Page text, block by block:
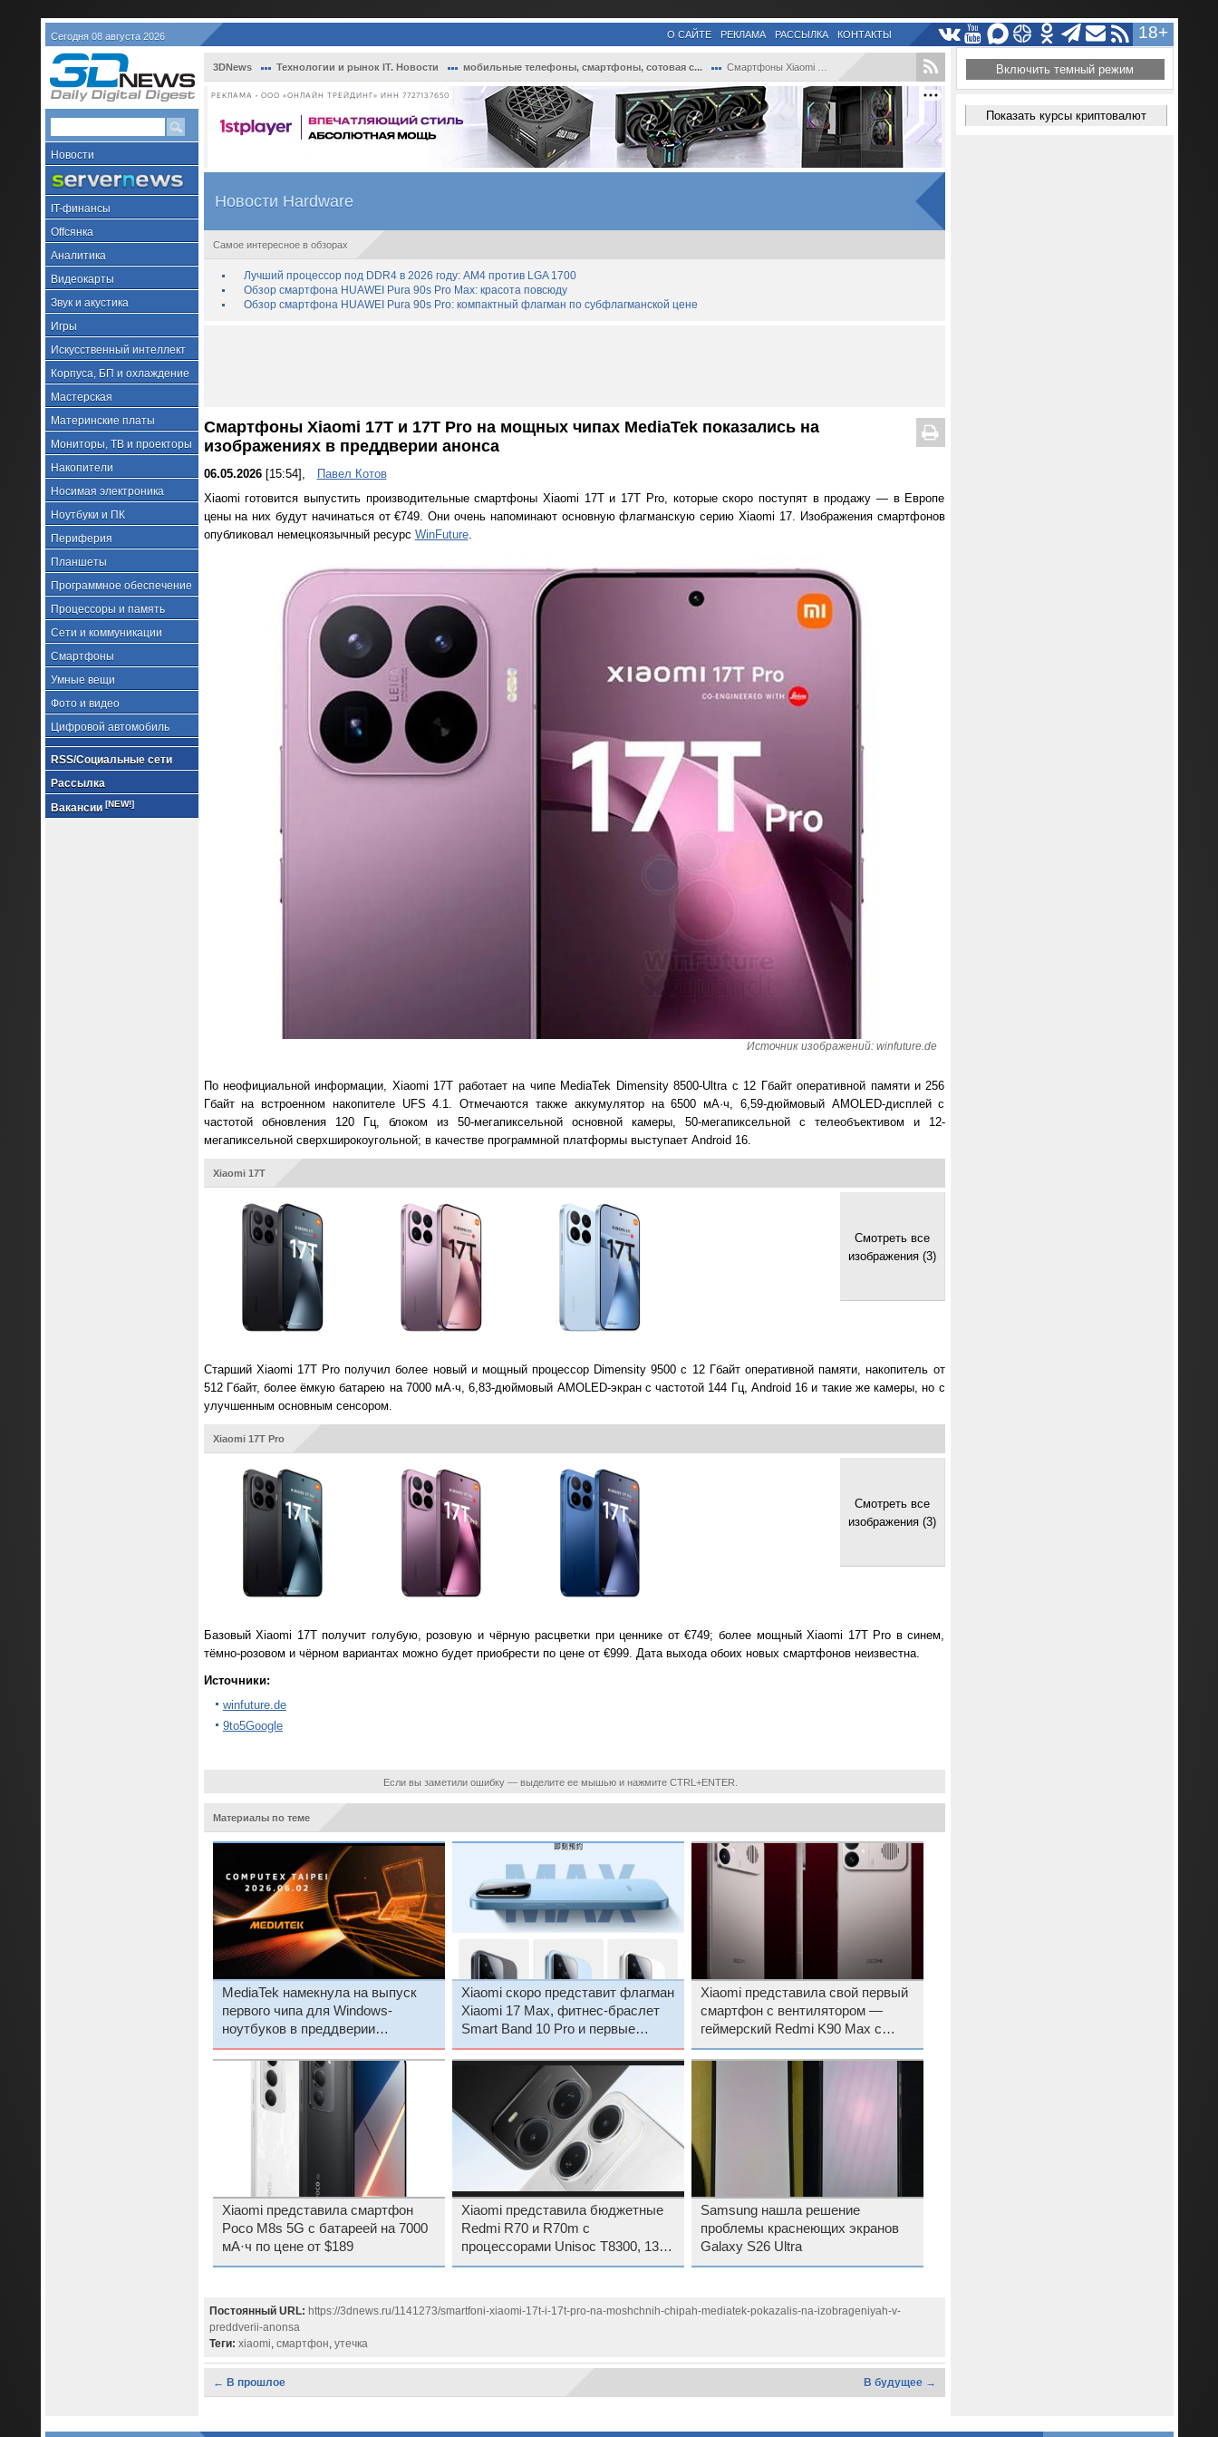
Сегодня 08 августа 2026 18+
О САЙТЕ РЕКЛАМА РАССЫЛКА КОНТАКТЫ
Новости
IT-финансы
Offсянка
Аналитика
Видеокарты
Звук и акустика
Игры
Искусственный интеллект
Корпуса, БП и охлаждение
Мастерская
Материнские платы
Мониторы, ТВ и проекторы
Накопители
Носимая электроника
Ноутбуки и ПК
Периферия
Планшеты
Программное обеспечение
Процессоры и память
Сети и коммуникации
Смартфоны
Умные вещи
Фото и видео
Цифровой автомобиль
RSS/Социальные сети
Рассылка
Вакансии [NEW!]
3DNews Технологии и рынок IT. Новости мобильные телефоны, смартфоны, сотовая с... Смартфоны Xiaomi 17T и 17T Pro на мощных...
РЕКЛАМА • ООО «ОНЛАЙН ТРЕЙДИНГ» ИНН 7727137650
Новости Hardware
Самое интересное в обзорах
Лучший процессор под DDR4 в 2026 году: AM4 против LGA 1700
Обзор смартфона HUAWEI Pura 90s Pro Max: красота повсюду
Обзор смартфона HUAWEI Pura 90s Pro: компактный флагман по субфлагманской цене
Смартфоны Xiaomi 17T и 17T Pro на мощных чипах MediaTek показались на
изображениях в преддверии анонса
06.05.2026[15:54],
Павел Котов
Xiaomi готовится выпустить производительные смартфоны Xiaomi 17T и 17T Pro, которые скоро поступят в продажу — в Европе
цены на них будут начинаться от €749. Они очень напоминают основную флагманскую серию Xiaomi 17. Изображения смартфонов
опубликовал немецкоязычный ресурс WinFuture.
Источник изображений: winfuture.de
По неофициальной информации, Xiaomi 17T работает на чипе MediaTek Dimensity 8500-Ultra с 12 Гбайт оперативной памяти и 256
Гбайт на встроенном накопителе UFS 4.1. Отмечаются также аккумулятор на 6500 мА·ч, 6,59-дюймовый AMOLED-дисплей с
частотой обновления 120 Гц, блоком из 50-мегапиксельной основной камеры, 50-мегапиксельной с телеобъективом и 12-
мегапиксельной сверхширокоугольной; в качестве программной платформы выступает Android 16.
Xiaomi 17T
Смотреть все
изображения (3)
Старший Xiaomi 17T Pro получил более новый и мощный процессор Dimensity 9500 с 12 Гбайт оперативной памяти, накопитель от
512 Гбайт, более ёмкую батарею на 7000 мА·ч, 6,83-дюймовый AMOLED-экран с частотой 144 Гц, Android 16 и такие же камеры, но с
улучшенным основным сенсором.
Xiaomi 17T Pro
Смотреть все
изображения (3)
Базовый Xiaomi 17T получит голубую, розовую и чёрную расцветки при ценнике от €749; более мощный Xiaomi 17T Pro в синем,
тёмно-розовом и чёрном вариантах можно будет приобрести по цене от €999. Дата выхода обоих новых смартфонов неизвестна.
Источники:
winfuture.de
9to5Google
Если вы заметили ошибку — выделите ее мышью и нажмите CTRL+ENTER.
Материалы по теме
MediaTek намекнула на выпуск
первого чипа для Windows-
ноутбуков в преддверии
Computex 2026
Xiaomi скоро представит флагман
Xiaomi 17 Max, фитнес-браслет
Smart Band 10 Pro и первые
спортивные наушники
Xiaomi представила свой первый
смартфон с вентилятором —
геймерский Redmi K90 Max с
батареей на 8550 мА·ч
Xiaomi представила смартфон
Poco M8s 5G с батареей на 7000
мА·ч по цене от $189
Xiaomi представила бюджетные
Redmi R70 и R70m с
процессорами Unisoc T8300, 13-
Мп камерами и ёмкими
Samsung нашла решение
проблемы краснеющих экранов
Galaxy S26 Ultra
Постоянный URL: https://3dnews.ru/1141273/smartfoni-xiaomi-17t-i-17t-pro-na-moshchnih-chipah-mediatek-pokazalis-na-izobrageniyah-v-
preddverii-anonsa
Теги: xiaomi, смартфон, утечка
← В прошлое В будущее →
Включить темный режим
Показать курсы криптовалют